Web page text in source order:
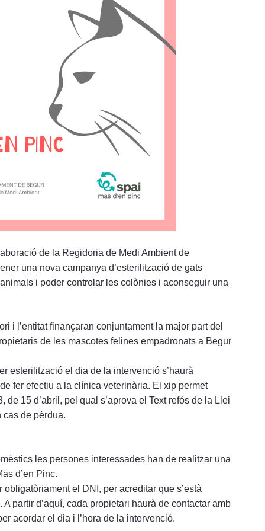
de la Regidoria de Medi Ambient de
una nova campanya d’esterilització de gats
i poder controlar les colònies i aconseguir una
i l’entitat finançaran conjuntament la major part del
de les mascotes felines empadronats a Begur
esterilització el dia de la intervenció s’haurà
fer efectiu a la clínica veterinària. El xip permet
15 d’abril, pel qual s’aprova el Text refós de la Llei
de pèrdua.
les persones interessades han de realitzar una
d’en Pinc.
el DNI, per acreditar que s’està
partir d’aquí, cada propietari haurà de contactar amb
acordar el dia i l’hora de la intervenció.